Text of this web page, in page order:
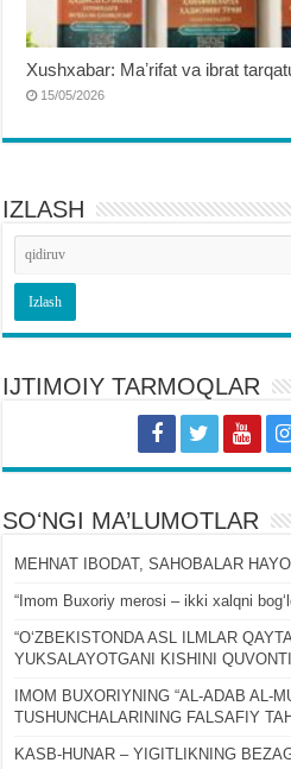
Xushxabar: Maʼrifat va ibrat
15/05/2026
IZLASH
IJTIMOIY TARMOQLAR
SOʻNGI MA’LUMOTLAR
MEHNAT IBODAT, SAHOBALAR
“Imom Buxoriy merosi – ikki xalqni
“OʻZBEKISTONDA ASL ILMLAR
YUKSALAYOTGANI KISHINI
IMOM BUXORIYNING “AL-ADAB AL-
TUSHUNCHALARINING FALSAFIY
KASB-HUNAR – YIGITLIKNING